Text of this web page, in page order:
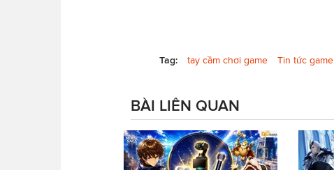
Tag: tay cầm chơi game Tin tức game
BÀI LIÊN QUAN